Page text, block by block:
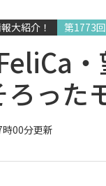
大紹介！ 第1773回
ろった
00分更新